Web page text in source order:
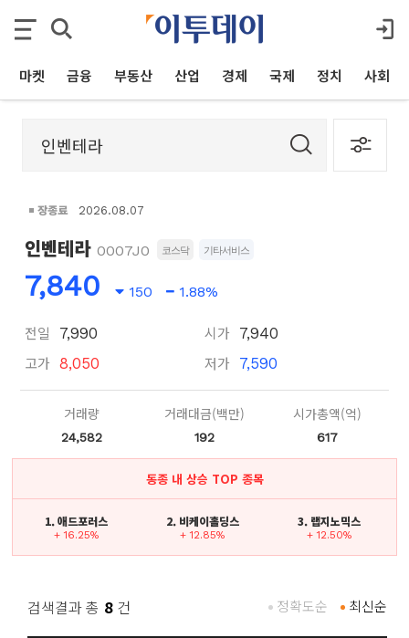
마켓 금융 부동산 산업 경제 국제 정치 사회
장종료 2026.08.07
인벤테라 0007J0 코스닥 기타서비스
7,840 150 1.88%
전일 7,990
고가 8,050
시가 7,940
저가 7,590
거래량
24,582
거래대금(백만)
192
시가총액(억)
617
동종 내 상승 TOP 종목
1. 애드포러스
+ 16.25%
2. 비케이홀딩스
+ 12.85%
3. 랩지노믹스
+ 12.50%
검색결과 총 8 건 최신순
정확도순